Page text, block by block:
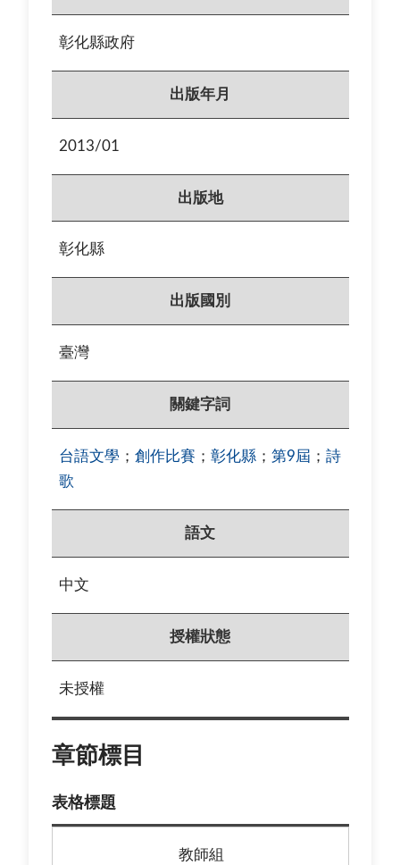
彰化縣政府
出版年月
2013/01
出版地
彰化縣
出版國別
臺灣
關鍵字詞
台語文學 ； 創作比賽 ； 彰化縣 ； 第9屆 ； 詩
歌
語文
中文
授權狀態
未授權
章節標目
表格標題
教師組